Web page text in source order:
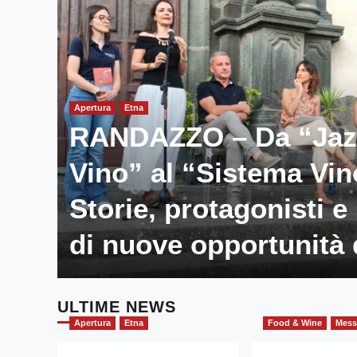
Apertura Etna
RANDAZZO – Da
Vino” al “Sistema
Storie, protagonisti e
di nuove opportunità
ULTIME NEWS
Apertura Etna Food & Wine